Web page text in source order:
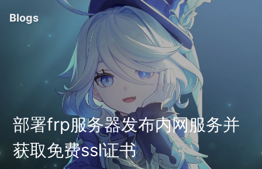
Blogs
部署frp服务器发布内网服务并
获取免费ssl证书